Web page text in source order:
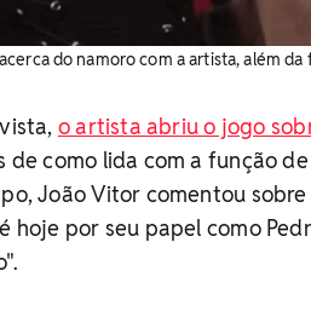
do namoro com a artista, além
o artista abriu o jogo
de como lida com a função
João Vitor comentou
hoje por seu papel como